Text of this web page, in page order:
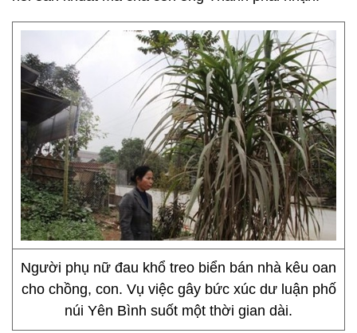
Người phụ nữ đau khổ treo biển bán nhà kêu oan
cho chồng, con. Vụ việc gây bức xúc dư luận phố
núi Yên Bình suốt một thời gian dài.